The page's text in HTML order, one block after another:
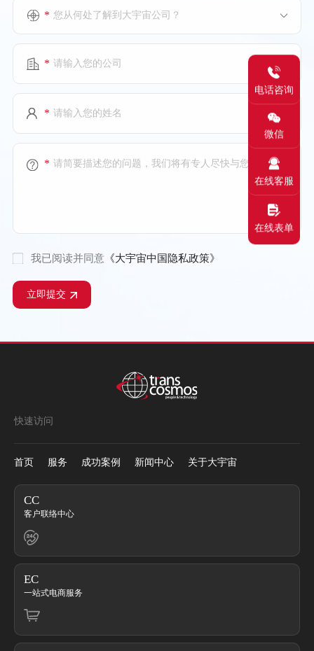
您从何处了解到大宇宙公司？
*
*
*
*
我已阅读并同意 《大宇宙中国隐私政策》
立即提交
快速访问
首页 服务 成功案例 新闻中心 关于大宇宙
CC
客户联络中心
EC
一站式电商服务
电话咨询
微信
在线客服
在线表单